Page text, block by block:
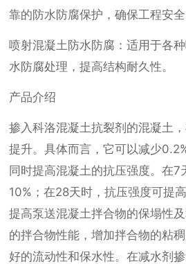
靠的防水防腐保护，确保工程安全
喷射混凝土防水防腐：适用于各
水防腐处理，提高结构耐久性。
产品介绍
掺入科洛混凝土抗裂剂的混凝土
提升。具体而言，它可以减少
同时提高混凝土的抗压强度。在7
10%；在28天时，抗压强度可提
提高泵送混凝土拌合物的保塌性
的拌合物性能，增加拌合物的粘
好的流动性和保水性。在减水剂